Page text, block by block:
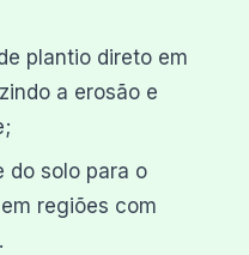
plantio direto em
a erosão e
do solo para o
regiões com